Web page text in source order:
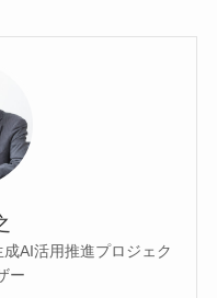
AI活用推進プロジェク
ー